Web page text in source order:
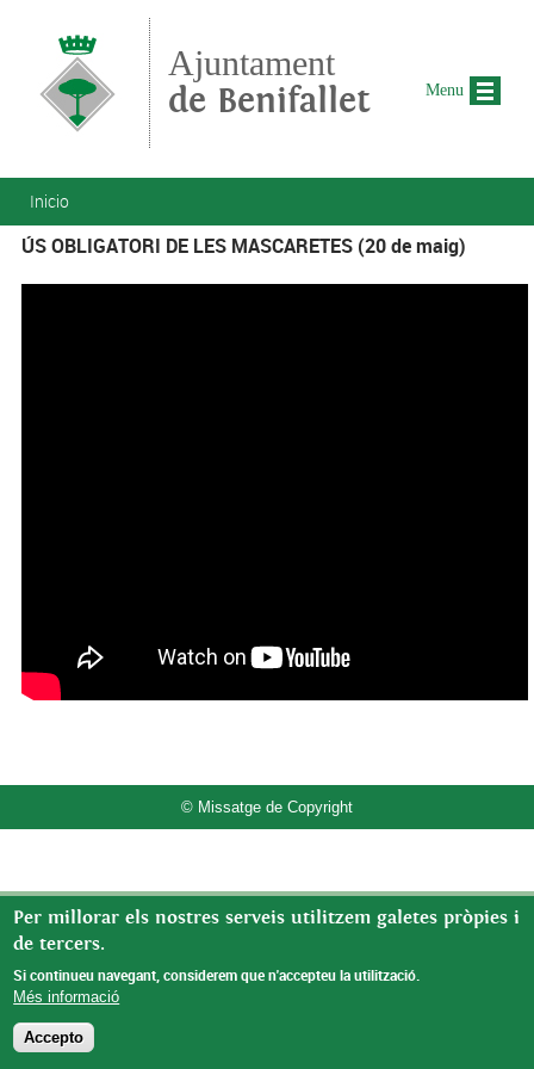
Ajuntament
de Benifallet
Se encuentra usted aquí
Inicio
ÚS OBLIGATORI DE LES MASCARETES (20 de maig)
© Missatge de Copyright
Menu
Per millorar els nostres serveis utilitzem galetes pròpies i
de tercers.
Si continueu navegant, considerem que n'accepteu la utilització.
Més informació
Accepto